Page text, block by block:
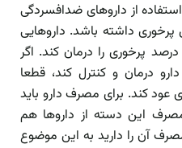
از داروهای ضدافسردگی
پرخوری داشته باشد. داروهایی
همچون فلوکستین می‌تواند تا ۲۲ درصد پرخوری را درمان کند. اگر
درمان و کنترل کند، قطعا
عود کند. برای مصرف دارو باید
این دسته از داروها هم
آن را دارید به این موضوع